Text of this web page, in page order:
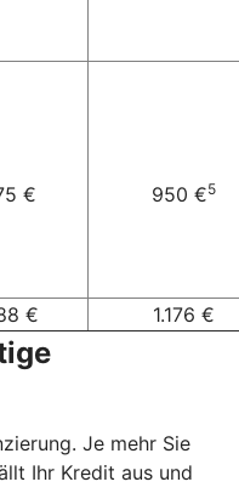
€ 950 €5
€ 1.176 €
Je mehr Sie
Ihr Kredit aus und